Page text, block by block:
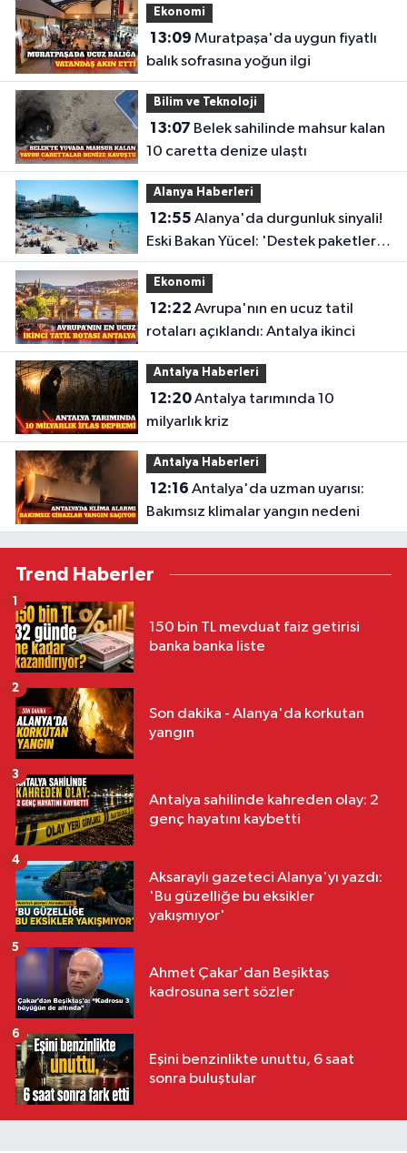
Ekonomi
13:09
balık sofrasına yoğun ilgi
Bilim ve Teknoloji
13:07
10 caretta denize ulaştı
Alanya Haberleri
12:55
Eski Bakan Yücel: 'Destek paketleri
turizmin sorununa çözüm değil'
Ekonomi
12:22
rotaları açıklandı: Antalya ikinci
Antalya Haberleri
12:20Antalya tarımında 10
milyarlık kriz
Antalya Haberleri
12:16
Bakımsız klimalar yangın nedeni
Trend Haberler
150 bin TL mevduat faiz getirisi
banka banka liste
1
Son dakika - Alanya'da korkutan
yangın
2
Antalya sahilinde kahreden olay: 2
genç hayatını kaybetti
3
Aksaraylı gazeteci Alanya'yı yazdı:
'Bu güzelliğe bu eksikler
yakışmıyor'
4
Ahmet Çakar'dan Beşiktaş
kadrosuna sert sözler
5
Eşini benzinlikte unuttu, 6 saat
sonra buluştular
6